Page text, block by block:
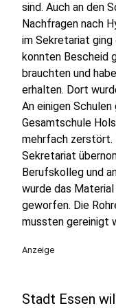
sind. Auch an den
Nachfragen nach
im Sekretariat ging
konnten Bescheid
brauchten und
erhalten. Dort
An einigen
Gesamtschule
mehrfach zerstört.
Sekretariat
Berufskolleg und
wurde das
geworfen. Die
mussten gereinigt
Anzeige
Stadt Essen